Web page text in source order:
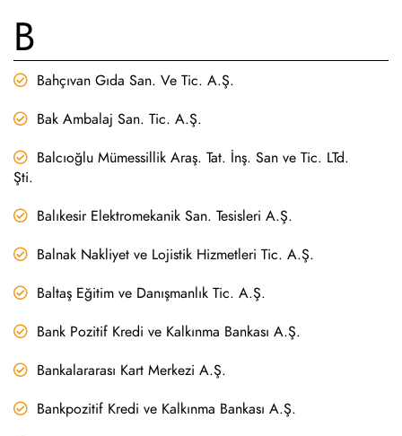
B
Bahçıvan Gıda San. Ve Tic. A.Ş.
Bak Ambalaj San. Tic. A.Ş.
Balcıoğlu Mümessillik Araş. Tat. İnş. San ve Tic. LTd.
Şti.
Balıkesir Elektromekanik San. Tesisleri A.Ş.
Balnak Nakliyet ve Lojistik Hizmetleri Tic. A.Ş.
Baltaş Eğitim ve Danışmanlık Tic. A.Ş.
Bank Pozitif Kredi ve Kalkınma Bankası A.Ş.
Bankalararası Kart Merkezi A.Ş.
Bankpozitif Kredi ve Kalkınma Bankası A.Ş.